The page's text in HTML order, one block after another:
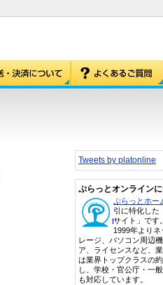
Tweets by platonline
ぷらっとオンライン
ぷらっとホー
引に特化した
サイト」です。
1999年より
レージ、パソコン周辺
ア、ライセンスなど、
は業界トップクラスの
し、学校・官公庁・一
も対応しています。